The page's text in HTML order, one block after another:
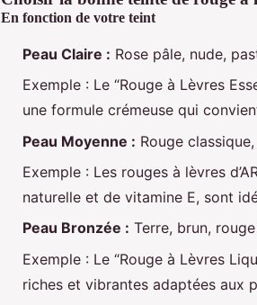
En fonction de votre teint
Peau Claire : Rose pâle, nude,
Exemple : Le “Rouge à Lèvres
une formule crémeuse qui
Peau Moyenne : Rouge
Exemple : Les rouges à lèvres
naturelle et de vitamine E, sont
Peau Bronzée : Terre, brun,
Exemple : Le “Rouge à Lèvres
riches et vibrantes adaptées aux